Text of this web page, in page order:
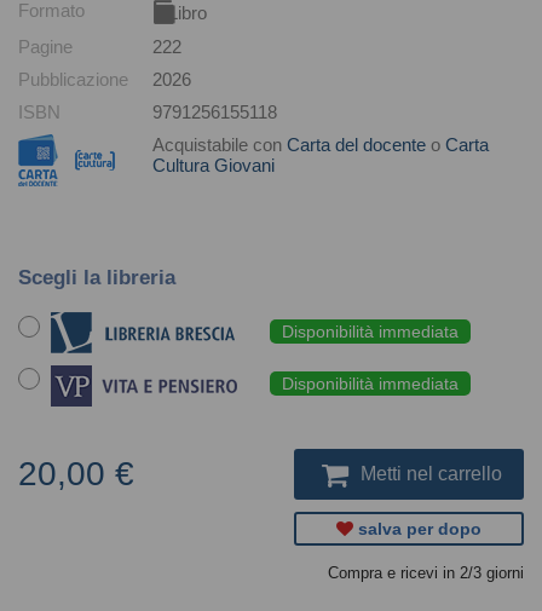
Formato
Libro
Pagine
222
Pubblicazione
2026
ISBN
9791256155118
Acquistabile con Carta del docente o Carta
Cultura Giovani
Scegli la libreria
Disponibilità immediata
Disponibilità immediata
20,00 € Metti nel carrello
salva per dopo
Compra e ricevi in 2/3 giorni